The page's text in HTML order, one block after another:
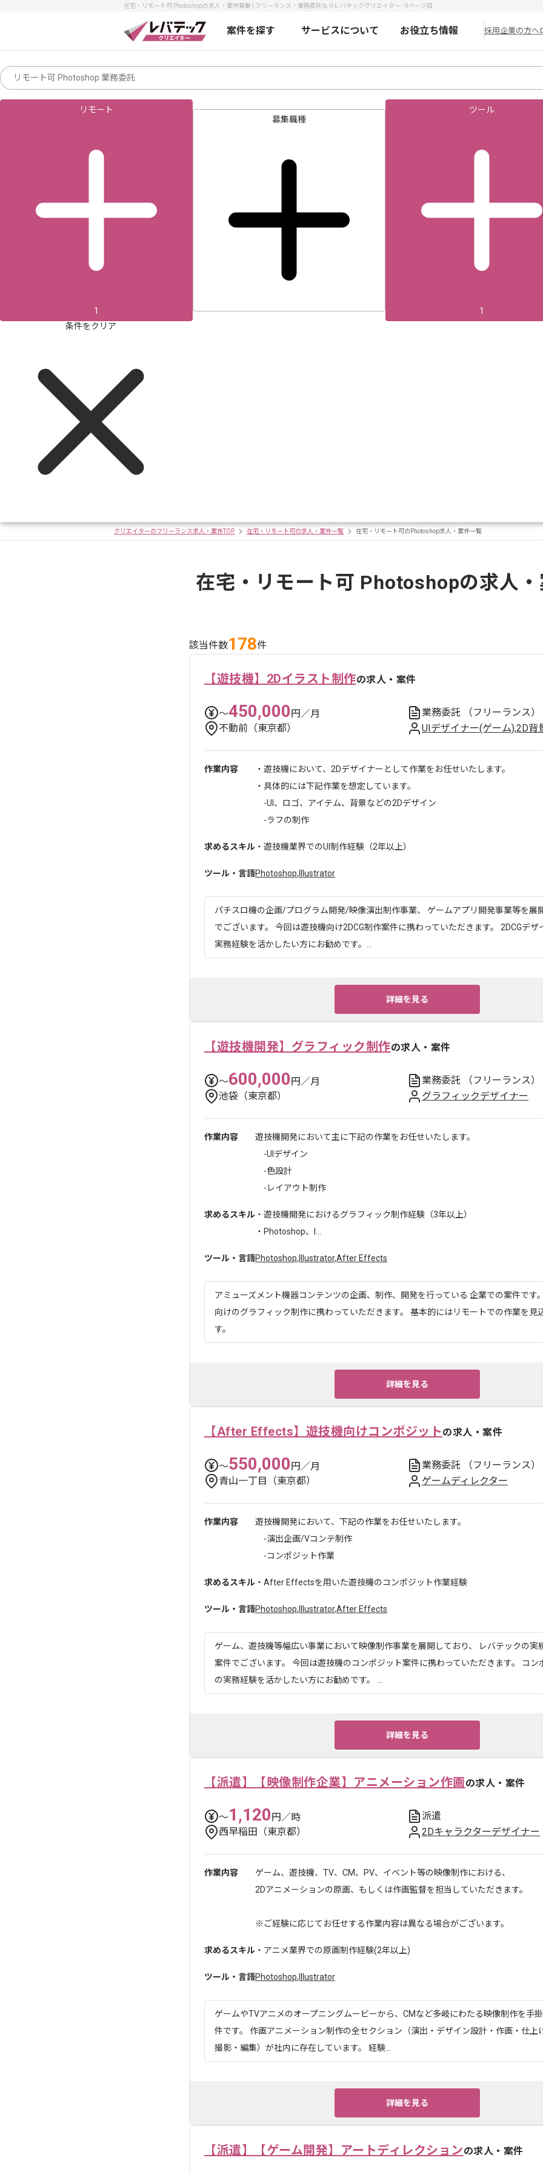
在宅・リモート可 Photoshopの求人・案件募集 | フリーランス・業務委託ならレバテッククリエイター - 9ページ目
案件を探す サービスについて お役立ち情報 採用企業の方へ
リモート
1
募集職種
ツール
1
条件をクリア
クリエイターのフリーランス求人・案件TOP 在宅・リモート可の求人・案件一覧 在宅・リモート可のPhotoshop求人・案件一覧
在宅・リモート可 Photoshopの求人
該当件数178件
【遊技機】2Dイラスト制作の求人・案件
〜450,000円／月 業務委託
（フリーランス）
不動前（東京都）
UIデザイナー(ゲーム),2D背
作業内容
・遊技機において、2Dデザイナーとして作業をお任せいたします。
・具体的には下記作業を想定しています。
-UI、ロゴ、アイテム、背景などの2Dデザイン
-ラフの制作
求めるスキル ・遊技機業界でのUI制作経験（2年以上）
ツール・言語Photoshop, Illustrator
パチスロ機の企画/プログラム開発/映像演出制作事業、 ゲームアプリ開発事業等を展
でございます。 今回は遊技機向け2DCG制作案件に携わっていただきます。 2DCGデザ
実務経験を活かしたい方にお勧めです。...
詳細を見る
【遊技機開発】グラフィック制作の求人・案件
〜600,000円／月 業務委託
（フリーランス）
池袋（東京都）
グラフィックデザイナー
作業内容
遊技機開発において主に下記の作業をお任せいたします。
-UIデザイン
-色設計
-レイアウト制作
求めるスキル ・遊技機開発におけるグラフィック制作経験（3年以上）
・Photoshop、I...
ツール・言語Photoshop, Illustrator,After Effects
アミューズメント機器コンテンツの企画、制作、開発を行っている 企業での案件です
向けのグラフィック制作に携わっていただきます。 基本的にはリモートでの作業を見
す。
詳細を見る
【After Effects】遊技機向けコンポジット の求人・案件
〜550,000円／月 業務委託
（フリーランス）
青山一丁目（東京都）
ゲームディレクター
作業内容
遊技機開発において、下記の作業をお任せいたします。
-演出企画/Vコンテ制作
-コンポジット作業
求めるスキル ・After Effectsを用いた遊技機のコンポジット作業経験
ツール・言語Photoshop, Illustrator,After Effects
ゲーム、遊技機等幅広い事業において映像制作事業を展開しており、 レバテックの実
案件でございます。 今回は遊技機のコンポジット案件に携わっていただきます。 コン
の実務経験を活かしたい方にお勧めです。 ...
詳細を見る
【派遣】【映像制作企業】アニメーション作画の求人・案件
〜1,120円／時
派遣
西早稲田（東京都）
2Dキャラクターデザイナー
作業内容
ゲーム、遊技機、TV、CM、PV、イベント等の映像制作における、
2Dアニメーションの原画、もしくは作画監督を担当していただきます。
※ご経験に応じてお任せする作業内容は異なる場合がございます。
求めるスキル ・アニメ業界での原画制作経験(2年以上)
ツール・言語Photoshop, Illustrator
ゲームやTVアニメのオープニングムービーから、CMなど多岐にわたる映像制作を手
件です。 作画アニメーション制作の全セクション（演出・デザイン設計・作画・仕上
撮影・編集）が社内に存在しています。 経験...
詳細を見る
【派遣】【ゲーム開発】アートディレクションの求人・案件